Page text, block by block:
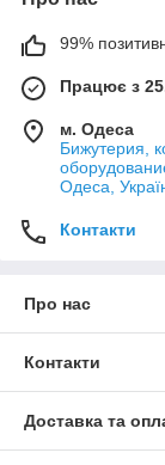
99%
Працює з
м. Одеса
Бижутерия,
Одеса,
Контакти
Про нас
Контакти
Доставка та